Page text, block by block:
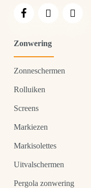
Zonwering
Zonneschermen
Rolluiken
Screens
Markiezen
Markisolettes
Uitvalschermen
Pergola zonwering